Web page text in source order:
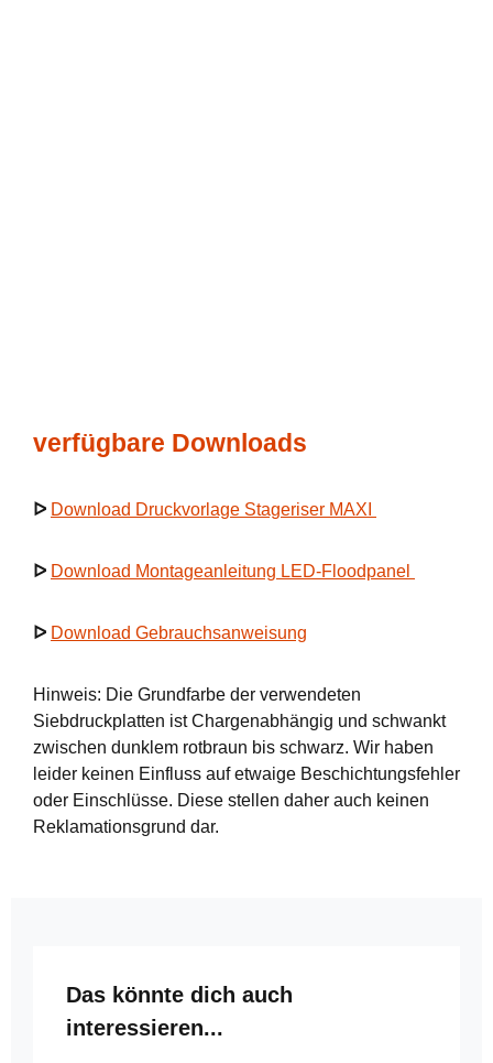
verfügbare Downloads
ᐅ Download Druckvorlage Stageriser MAXI
ᐅ Download Montageanleitung LED-Floodpanel
ᐅ Download Gebrauchsanweisung
Hinweis: Die Grundfarbe der verwendeten
Siebdruckplatten ist Chargenabhängig und schwankt
zwischen dunklem rotbraun bis schwarz. Wir haben
leider keinen Einfluss auf etwaige Beschichtungsfehler
oder Einschlüsse. Diese stellen daher auch keinen
Reklamationsgrund dar.
Produktgalerie überspringen
Das könnte dich auch
interessieren...